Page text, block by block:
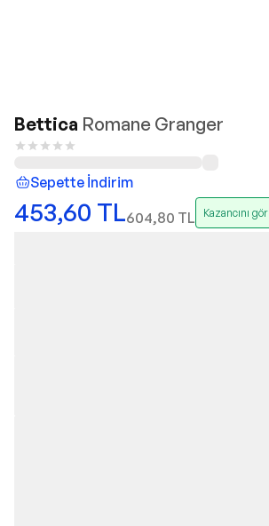
Bettica Romane Granger
Sepette İndirim
453,60 TL604,80 TL Kazancını gör